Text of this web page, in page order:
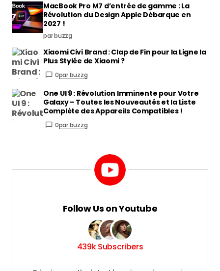
MacBook Pro M7 d’entrée de gamme : La
Révolution du Design Apple Débarque en
2027 !
par buzzg
Xiaomi Civi Brand : Clap de Fin pour la Ligne la
Plus Stylée de Xiaomi ?
0par buzzg
One UI 9 : Révolution Imminente pour Votre
Galaxy – Toutes les Nouveautés et la Liste
Complète des Appareils Compatibles !
0par buzzg
Follow Us on Youtube
439k Subscribers